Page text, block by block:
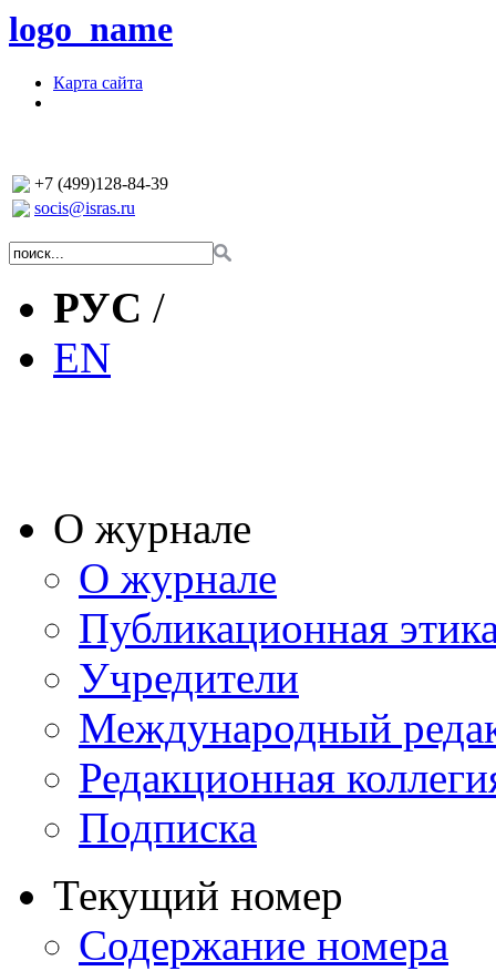
logo_name
Карта сайта
+7 (499)128-84-39
socis@isras.ru
РУС /
EN
О журнале
О журнале
Публикационная
Учредители
Международный
Редакционная
Подписка
Текущий номер
Содержание номера